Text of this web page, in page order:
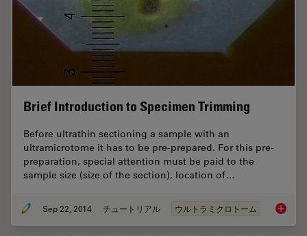
Brief Introduction to Specimen Trimming
Before ultrathin sectioning a sample with an
ultramicrotome it has to be pre-prepared. For this pre-
preparation, special attention must be paid to the
sample size (size of the section), location of…
Sep 22, 2014 チュートリアル ウルトラミクロトーム Brief